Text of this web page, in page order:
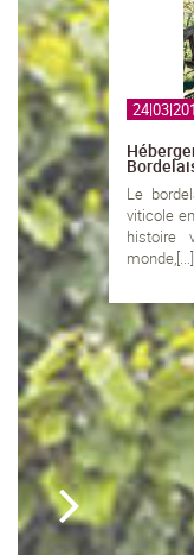
Le
viticole
histoire
monde,[...]